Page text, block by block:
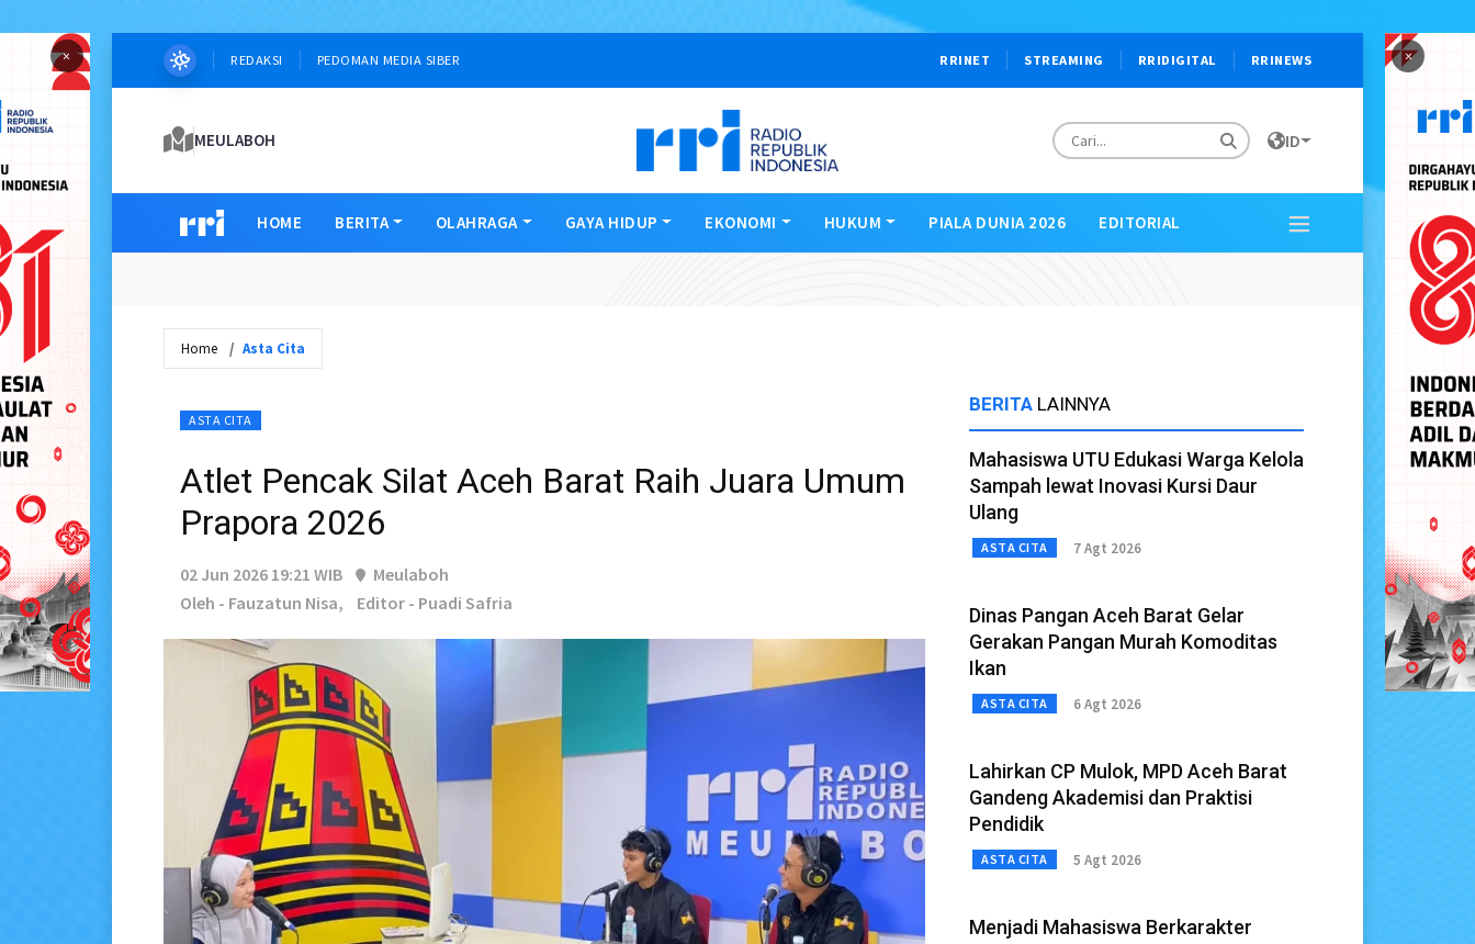
× ×
REDAKSI PEDOMAN MEDIA SIBER RRINET STREAMING RRIDIGITAL RRINEWS
MEULABOH ID
HOME BERITA OLAHRAGA GAYA HIDUP EKONOMI HUKUM PIALA DUNIA 2026 EDITORIAL
Home Asta Cita
ASTA CITA
Atlet Pencak Silat Aceh Barat Raih Juara Umum
Prapora 2026
02 Jun 2026 19:21 WIB
Meulaboh
Oleh - Fauzatun Nisa,
Editor - Puadi Safria
BERITA LAINNYA
Mahasiswa UTU Edukasi Warga Kelola
Sampah lewat Inovasi Kursi Daur
Ulang
ASTA CITA 7 Agt 2026
Dinas Pangan Aceh Barat Gelar
Gerakan Pangan Murah Komoditas
Ikan
ASTA CITA 6 Agt 2026
Lahirkan CP Mulok, MPD Aceh Barat
Gandeng Akademisi dan Praktisi
Pendidik
ASTA CITA 5 Agt 2026
Menjadi Mahasiswa Berkarakter